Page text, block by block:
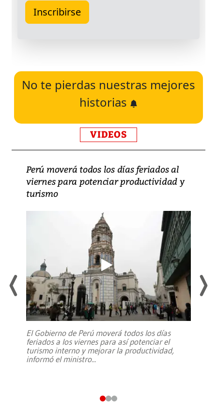
No te pierdas nuestras mejores
historias
VIDEOS
Perú moverá todos los días feriados al
viernes para potenciar productividad y
turismo
El Gobierno de Perú moverá todos los días
feriados a los viernes para así potenciar el
turismo interno y mejorar la productividad,
informó el ministro...